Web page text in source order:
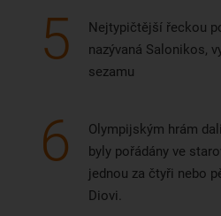
5
Nejtypičtější řeckou
nazývaná Salonikos,
sezamu
6
Olympijským hrám
byly pořádány ve
jednou za čtyři nebo
Diovi.